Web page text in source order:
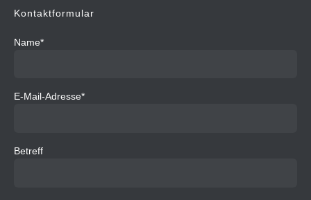
Kontaktformular
Name*
E-Mail-Adresse*
Betreff